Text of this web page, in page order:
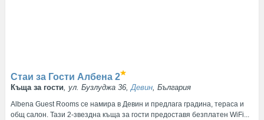
Стаи за Гости Албена 2
Къща за гости, ул. Бузлуджа 36,Девин, България
Albena Guest Rooms се намира в Девин и предлага градина, тераса и
общ салон. Тази 2-звездна къща за гости предоставя безплатен WiFi...